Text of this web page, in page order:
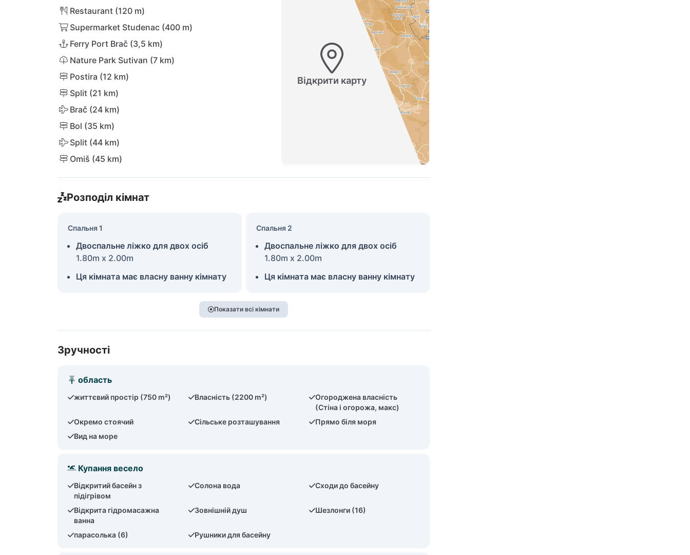
Restaurant (120 m)
Supermarket Studenac (400 m)
Ferry Port Brač (3,5 km)
Nature Park Sutivan (7 km)
Postira (12 km)
Split (21 km)
Brač (24 km)
Bol (35 km)
Split (44 km)
Omiš (45 km)
Відкрити карту
Розподіл кімнат
Спальня 1
Двоспальне ліжко для двох осіб
1.80m x 2.00m
Ця кімната має власну ванну кімнату
Спальня 2
Двоспальне ліжко для двох осіб
1.80m x 2.00m
Ця кімната має власну ванну кімнату
Показати всі кімнати
Зручності
область
життєвий простір (750 m²) Власність (2200 m²)
Огороджена власність
(Стіна і огорожа, макс)
Окремо стоячий
Сільське розташування
Прямо біля моря
Вид на море
Купання весело
Відкритий басейн з
підігрівом
Солона вода Сходи до басейну
Відкрита гідромасажна
ванна
Зовнішній душ Шезлонги (16)
парасолька (6) Рушники для басейну